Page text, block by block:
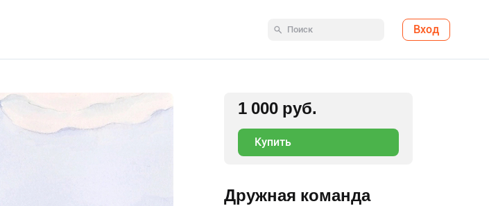
Вход
1 000 руб.
Купить
Дружная команда